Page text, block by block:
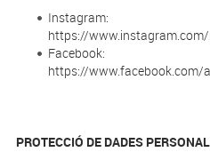
Instagram:
https://
Facebook:
https://www.facebook.com/
PROTECCIÓ DE DADES